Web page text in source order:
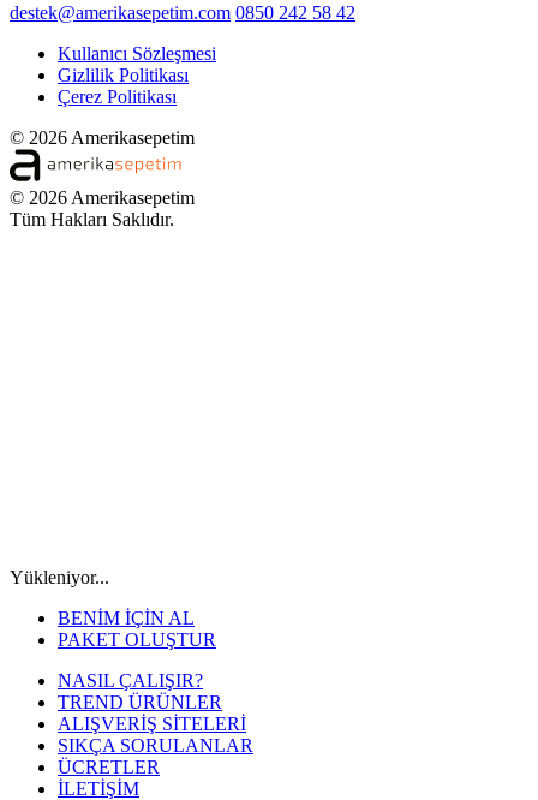
destek@amerikasepetim.com 0850 242 58 42
Kullanıcı Sözleşmesi
Gizlilik Politikası
Çerez Politikası
© 2026 Amerikasepetim
© 2026 Amerikasepetim
Tüm Hakları Saklıdır.
Yükleniyor...
BENİM İÇİN AL
PAKET OLUŞTUR
NASIL ÇALIŞIR?
TREND ÜRÜNLER
ALIŞVERİŞ SİTELERİ
SIKÇA SORULANLAR
ÜCRETLER
İLETİŞİM